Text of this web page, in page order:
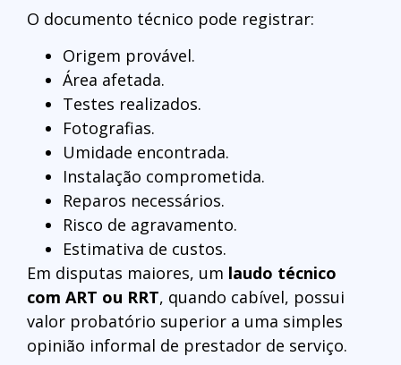
O documento técnico pode registrar:
Origem provável.
Área afetada.
Testes realizados.
Fotografias.
Umidade encontrada.
Instalação comprometida.
Reparos necessários.
Risco de agravamento.
Estimativa de custos.
Em disputas maiores, um laudo técnico
com ART ou RRT, quando cabível, possui
valor probatório superior a uma simples
opinião informal de prestador de serviço.